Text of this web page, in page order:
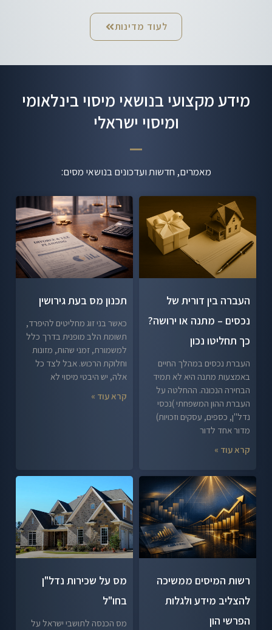
לעוד מדינות
מידע מקצועי בנושאי מיסוי בינלאומי
ומיסוי ישראלי
מאמרים, חדשות ועדכונים בנושאי מסים:
העברה בין דורית של
נכסים – מתנה או ירושה?
כך תחליטו נכון
העברת נכסים במהלך החיים
באמצעות מתנה היא לא תמיד
הבחירה הנכונה. ההחלטה על
העברת ההון המשפחתי )נכסי
נדל"ן, כספים, עסקים וזכויות)
מדור אחד לדור
קרא עוד »
תכנון מס בעת גירושין
כאשר בני זוג מחליטים להיפרד,
תשומת הלב מופנית בדרך כלל
למשמורת, זמני שהות, מזונות
וחלוקת הרכוש. אבל לצד כל
אלה, יש היבטי מיסוי לא
קרא עוד »
רשות המיסים ממשיכה
להצליב מידע ולגלות
הפרשי הון
מס על שכירות נדל"ן
בחו"ל
מס הכנסה לתושבי ישראל על